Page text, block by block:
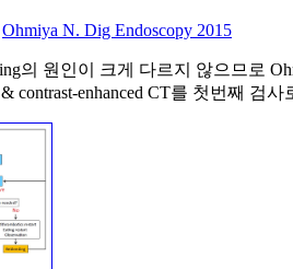
Ohmiya N. Dig Endoscopy 2015
의 원인이 크게 다르지 않으므로
contrast-enhanced CT를 첫번째 검